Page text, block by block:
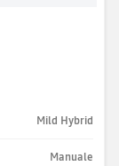
Mild Hybrid
Manuale